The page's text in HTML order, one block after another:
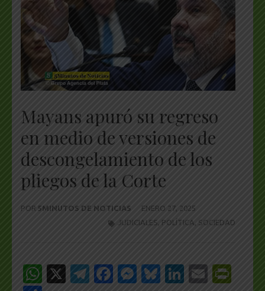
Mayans apuró su regreso
en medio de versiones de
descongelamiento de los
pliegos de la Corte
POR 5MINUTOS DE NOTICIAS
ENERO 27, 2025
JUDICIALES
POLÍTICA SOCIEDAD
WhatsApp
X Telegram
Facebook
Messenger
Bluesky
LinkedIn
Email